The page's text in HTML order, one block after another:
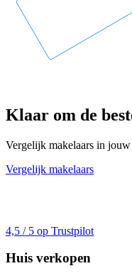
Klaar om de
Vergelijk makelaars in jouw
Vergelijk makelaars
4,5 / 5 op Trustpilot
Huis verkopen